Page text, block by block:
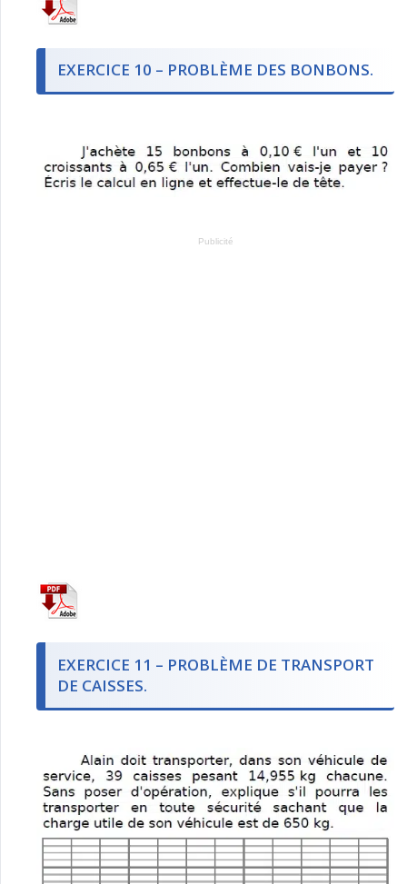
EXERCICE 10 – PROBLÈME DES BONBONS.
Publicité
EXERCICE 11 – PROBLÈME DE TRANSPORT
DE CAISSES.